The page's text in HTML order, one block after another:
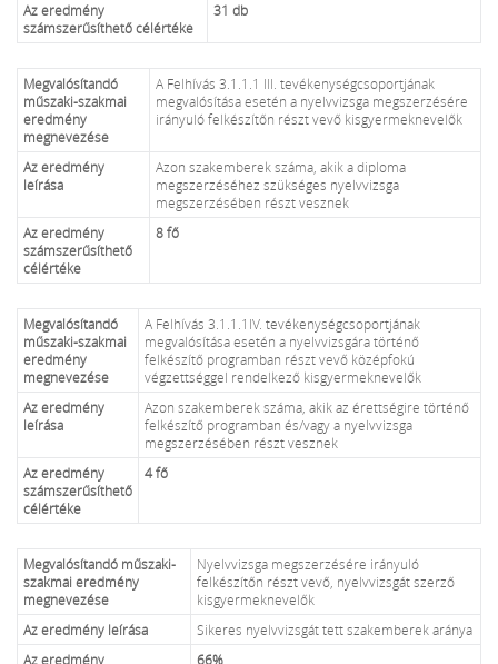
Az eredmény
számszerűsíthető célértéke
31 db
Megvalósítandó
műszaki-szakmai
eredmény
megnevezése
A Felhívás 3.1.1.1 III. tevékenységcsoportjának
megvalósítása esetén a nyelvvizsga megszerzésére
irányuló felkészítőn részt vevő kisgyermeknevelők
Az eredmény
leírása
Azon szakemberek száma, akik a diploma
megszerzéséhez szükséges nyelvvizsga
megszerzésében részt vesznek
Az eredmény
számszerűsíthető
célértéke
8 fő
Megvalósítandó
műszaki-szakmai
eredmény
megnevezése
A Felhívás 3.1.1.1IV. tevékenységcsoportjának
megvalósítása esetén a nyelvvizsgára történő
felkészítő programban részt vevő középfokú
végzettséggel rendelkező kisgyermeknevelők
Az eredmény
leírása
Azon szakemberek száma, akik az érettségire történő
felkészítő programban és/vagy a nyelvvizsga
megszerzésében részt vesznek
Az eredmény
számszerűsíthető
célértéke
4 fő
Megvalósítandó műszaki-
szakmai eredmény
megnevezése
Nyelvvizsga megszerzésére irányuló
felkészítőn részt vevő, nyelvvizsgát szerző
kisgyermeknevelők
Az eredmény leírása
Sikeres nyelvvizsgát tett szakemberek aránya
Az eredmény
66%